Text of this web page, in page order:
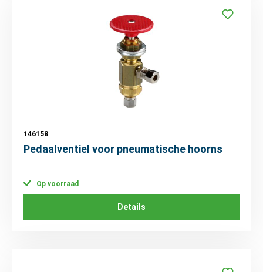
146158
Pedaalventiel voor pneumatische hoorns
Op voorraad
Details